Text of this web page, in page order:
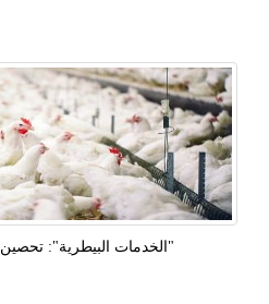
"الخدمات البيطرية": تحصين 1.3 مليون طائر ضد